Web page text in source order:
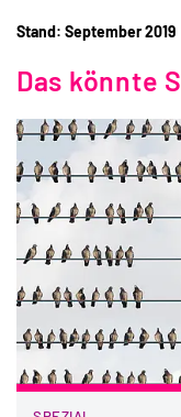
Stand: September 2019
Das könnte